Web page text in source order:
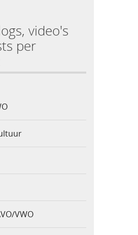
video's
per
VWO